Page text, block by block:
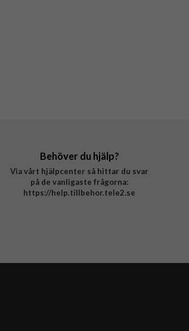
Behöver du hjälp?
Via vårt hjälpcenter så hittar du svar
på de vanligaste frågorna:
https://help.tillbehor.tele2.se